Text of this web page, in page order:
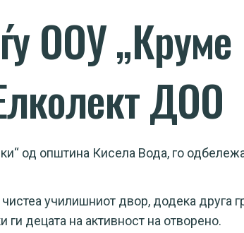
ООУ
ДОО
од општина Кисела Вода, го
училишниот двор, додека друга
ги децата на активност на отворено.